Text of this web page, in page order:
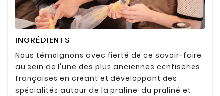
INGRÉDIENTS
Nous témoignons avec fierté de ce savoir-faire
au sein de l'une des plus anciennes confiseries
françaises en créant et développant des
spécialités autour de la praline, du praliné et